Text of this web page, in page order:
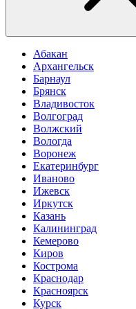
Абакан
Архангельск
Барнаул
Брянск
Владивосток
Волгоград
Волжский
Вологда
Воронеж
Екатеринбург
Иваново
Ижевск
Иркутск
Казань
Калининград
Кемерово
Киров
Кострома
Краснодар
Красноярск
Курск